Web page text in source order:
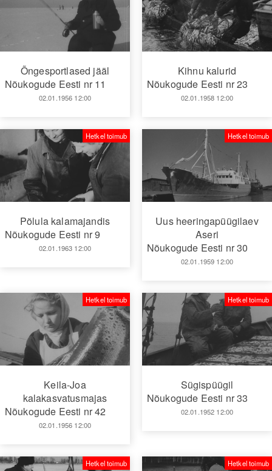
Õngesportlased jääl
Nõukogude Eesti nr 11
02.01.1956 12:00
Kihnu kalurid
Nõukogude Eesti nr 23
02.01.1958 12:00
Põlula kalamajandis
Nõukogude Eesti nr 9
02.01.1963 12:00
Hetkel toimub
Uus heeringapüügilaev
Aseri
Nõukogude Eesti nr 30
02.01.1959 12:00
Hetkel toimub
Keila-Joa
kalakasvatusmajas
Nõukogude Eesti nr 42
02.01.1956 12:00
Hetkel toimub
Sügispüügil
Nõukogude Eesti nr 33
02.01.1952 12:00
Hetkel toimub
Hetkel toimub Hetkel toimub